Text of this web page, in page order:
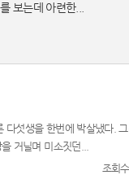
보는데 아련한...
다섯생을 한번에 박살냈다.
거닐며 미소짓던...
조회